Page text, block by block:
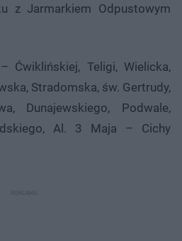
z Jarmarkiem Odpustowym
Ćwiklińskiej, Teligi, Wielicka,
Stradomska, św. Gertrudy,
Dunajewskiego, Podwale,
Al. 3 Maja – Cichy